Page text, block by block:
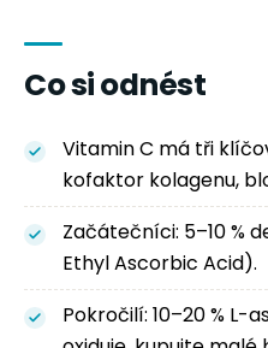
Co si odnést
Vitamin C má tři
kofaktor kolagenu,
Začátečníci: 5–10 %
Ethyl Ascorbic Acid).
Pokročilí: 10–20 %